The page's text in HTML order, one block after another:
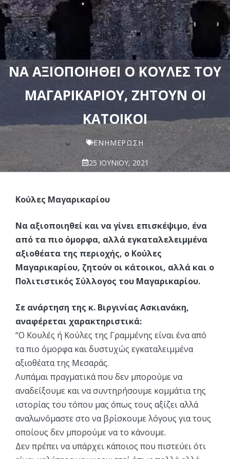
ΝΑ ΑΞΙΟΠΟΙΗΘΕΊ Ο ΚΟΎΛΕΣ ΤΟΥ
ΜΑΓΑΡΙΚΑΡΊΟΥ, ΖΗΤΟΎΝ ΟΙ
ΚΆΤΟΙΚΟΙ
ΕΝΗΜΈΡΩΣΗ
25 ΙΟΥΝΊΟΥ, 2021
Κούλες Μαγαρικαρίου
Να αξιοποιηθεί και να γίνει επισκέψιμο, ένα
από τα πιο όμορφα, αλλά εγκαταλελειμμένα
αξιοθέατα της περιοχής, ο Κούλες
Μαγαρικαρίου, ζητούν οι κάτοικοι, αλλά και ο
Πολιτιστικός Σύλλογος του Μαγαρικαρίου.
Σε ανάρτηση της κ. Βιργινίας Ασκιανάκη,
αναφέρεται χαρακτηριστικά:
“Ο Κουλές ή Κούλες της Γραμμένης είναι ένα από
τα πιο όμορφα και δυστυχώς εγκαταλειμμένα
αξιοθέατα της Μεσαράς.
Λυπάμαι πραγματικά που δεν μπορούμε να
αναδείξουμε και να συντηρήσουμε κομμάτια της
ιστορίας του τόπου μας όπως τους αξίζει αλλά
αναλωνόμαστε στο να βρίσκουμε λόγους για τους
οποίους δεν μπορούμε να το κάνουμε.
Δεν πρέπει να υπάρχει κάποιος που πιστεύει ότι